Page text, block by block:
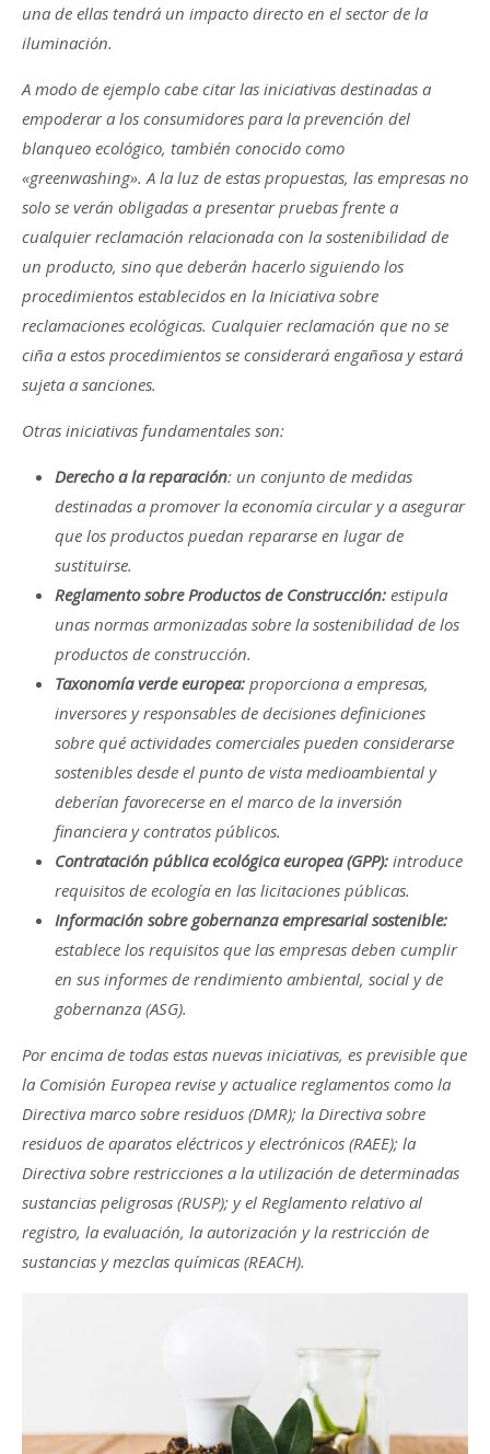
una de ellas tendrá un impacto directo en el sector de la
iluminación.
A modo de ejemplo cabe citar las iniciativas destinadas a
empoderar a los consumidores para la prevención del
blanqueo ecológico, también conocido como
«greenwashing». A la luz de estas propuestas, las empresas no
solo se verán obligadas a presentar pruebas frente a
cualquier reclamación relacionada con la sostenibilidad de
un producto, sino que deberán hacerlo siguiendo los
procedimientos establecidos en la Iniciativa sobre
reclamaciones ecológicas. Cualquier reclamación que no se
ciña a estos procedimientos se considerará engañosa y estará
sujeta a sanciones.
Otras iniciativas fundamentales son:
Derecho a la reparación: un conjunto de medidas
destinadas a promover la economía circular y a asegurar
que los productos puedan repararse en lugar de
sustituirse.
Reglamento sobre Productos de Construcción: estipula
unas normas armonizadas sobre la sostenibilidad de los
productos de construcción.
Taxonomía verde europea: proporciona a empresas,
inversores y responsables de decisiones definiciones
sobre qué actividades comerciales pueden considerarse
sostenibles desde el punto de vista medioambiental y
deberían favorecerse en el marco de la inversión
financiera y contratos públicos.
Contratación pública ecológica europea (GPP): introduce
requisitos de ecología en las licitaciones públicas.
Información sobre gobernanza empresarial sostenible:
establece los requisitos que las empresas deben cumplir
en sus informes de rendimiento ambiental, social y de
gobernanza (ASG).
Por encima de todas estas nuevas iniciativas, es previsible que
la Comisión Europea revise y actualice reglamentos como la
Directiva marco sobre residuos (DMR); la Directiva sobre
residuos de aparatos eléctricos y electrónicos (RAEE); la
Directiva sobre restricciones a la utilización de determinadas
sustancias peligrosas (RUSP); y el Reglamento relativo al
registro, la evaluación, la autorización y la restricción de
sustancias y mezclas químicas (REACH).